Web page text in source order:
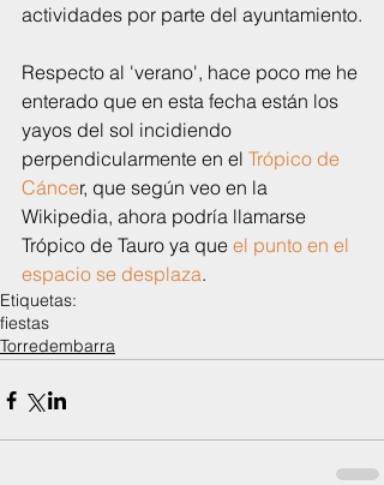
actividades por parte del ayuntamiento.
Respecto al 'verano', hace poco me he
enterado que en esta fecha están los
yayos del sol incidiendo
perpendicularmente en el Trópico de
Cáncer, que según veo en la
Wikipedia, ahora podría llamarse
Trópico de Tauro ya que el punto en el
espacio se desplaza.
Etiquetas:
fiestas
Torredembarra